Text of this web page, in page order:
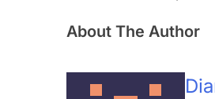
About The Author